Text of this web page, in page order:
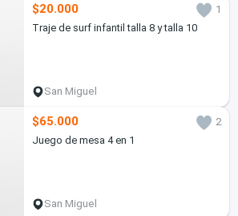
$20.000
1
Traje de surf infantil talla 8 y talla 10
San Miguel
$65.000
2
Juego de mesa 4 en 1
San Miguel